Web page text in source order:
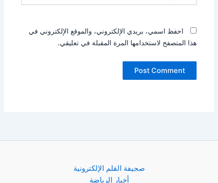
احفظ اسمي، بريدي الإلكتروني، والموقع الإلكتروني في
هذا المتصفح لاستخدامها المرة المقبلة في تعليقي.
صجيفة القلم الإلكترونية
أخبار الرياضة